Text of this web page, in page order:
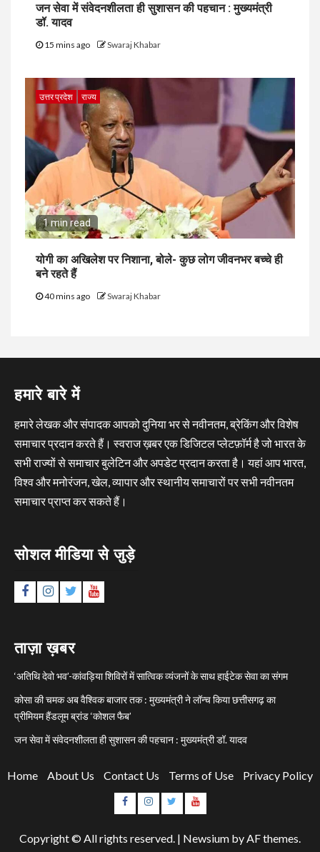
जन सेवा में संवेदनशीलता ही सुशासन की पहचान : मुख्यमंत्री
डॉ. यादव
15 mins ago Swaraj Khabar
उत्तर प्रदेश राज्य
1 min read
योगी का अखिलेश पर निशाना, बोले- कुछ लोग जीवनभर बच्चे ही
बने रहते हैं
40 mins ago Swaraj Khabar
हमारे बारे में
हमारे लेखक और संपादक आपको दुनिया भर से नवीनतम, ब्रेकिंग और विशेष
समाचार प्रदान करते हैं। स्वराज ख़बर एक डिजिटल प्लेटफ़ॉर्म है जो भारत के
सभी राज्यों से समाचार बुलेटिन और अपडेट प्रदान करता है। यहां आप भारत,
विश्व और मनोरंजन, खेल, व्यापार और स्थानीय समाचारों पर सभी नवीनतम
समाचार प्राप्त कर सकते हैं।
सोशल मीडिया से जुड़े
FacebookInstagram
TwitterYouTube
ताज़ा ख़बर
‘अतिथि देवो भव’-कांवड़िया शिविरों में सात्विक व्यंजनों के साथ हाईटेक सेवा का संगम
कोसा की चमक अब वैश्विक बाजार तक : मुख्यमंत्री ने लॉन्च किया छत्तीसगढ़ का
प्रीमियम हैंडलूम ब्रांड ‘कोशल फैब’
जन सेवा में संवेदनशीलता ही सुशासन की पहचान : मुख्यमंत्री डॉ. यादव
Home About Us Contact Us Terms of Use Privacy Policy
Facebook
Instagram
TwitterYouTube
Copyright © All rights reserved. | Newsium by AF themes.